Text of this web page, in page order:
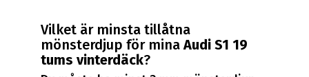
Vilket är minsta tillåtna
mönsterdjup för minaAudi S1 19
tums vinterdäck?